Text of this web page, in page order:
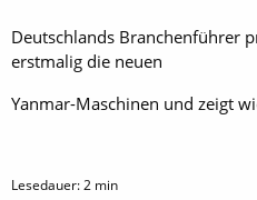
Deutschlands Branchenführer
erstmalig die neuen
Yanmar-Maschinen und zeigt
Lesedauer:2 min